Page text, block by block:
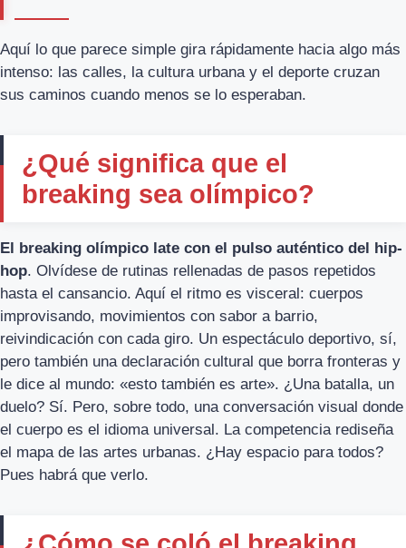
Aquí lo que parece simple gira rápidamente hacia algo más
intenso: las calles, la cultura urbana y el deporte cruzan
sus caminos cuando menos se lo esperaban.
¿Qué significa que el
breaking sea olímpico?
El breaking olímpico late con el pulso auténtico del hip-
hop. Olvídese de rutinas rellenadas de pasos repetidos
hasta el cansancio. Aquí el ritmo es visceral: cuerpos
improvisando, movimientos con sabor a barrio,
reivindicación con cada giro. Un espectáculo deportivo, sí,
pero también una declaración cultural que borra fronteras y
le dice al mundo: «esto también es arte». ¿Una batalla, un
duelo? Sí. Pero, sobre todo, una conversación visual donde
el cuerpo es el idioma universal. La competencia rediseña
el mapa de las artes urbanas. ¿Hay espacio para todos?
Pues habrá que verlo.